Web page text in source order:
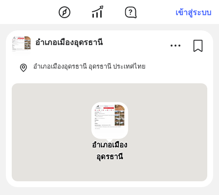
เข้าสู่ระบบ
อำเภอเมืองอุดรธานี
อำเภอเมืองอุดรธานี อุดรธานี ประเทศไทย
อำเภอเมือง
อุดรธานี